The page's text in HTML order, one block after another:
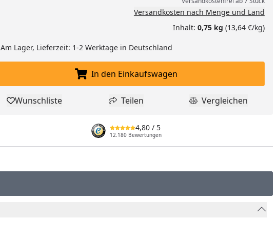
Versandkosten nach Menge und Land
Inhalt: 0,75 kg (13,64 €/kg)
Am Lager, Lieferzeit: 1-2 Werktage in Deutschland
In den Einkaufswagen legen
In den Einkaufswagen
Produkt zur Wunschliste hinzufügen
Wunschliste Teilen
Teilen Produkt
Vergleichen
4,80 / 5
12.180 Bewertungen